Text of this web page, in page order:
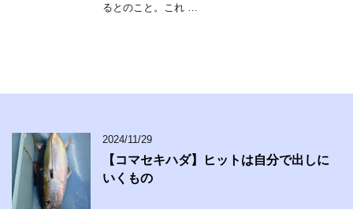
るとのこと。これ …
2024/11/29
【コマセキハダ】ヒットは自分で出しに
いくもの